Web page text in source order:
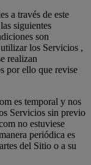
a través de este
siguientes
son
los Servicios ,
realizan
por ello que revise
es temporal y nos
Servicios sin previo
no estuviese
periódica es
del Sitio o a su